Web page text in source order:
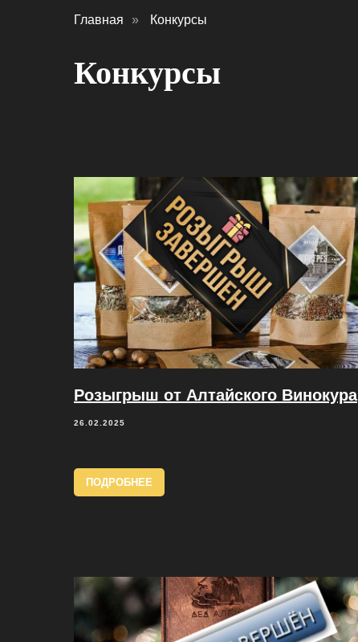
Главная » Конкурсы
Конкурсы
Розыгрыш от Алтайского Винокура
26.02.2025
ПОДРОБНЕЕ